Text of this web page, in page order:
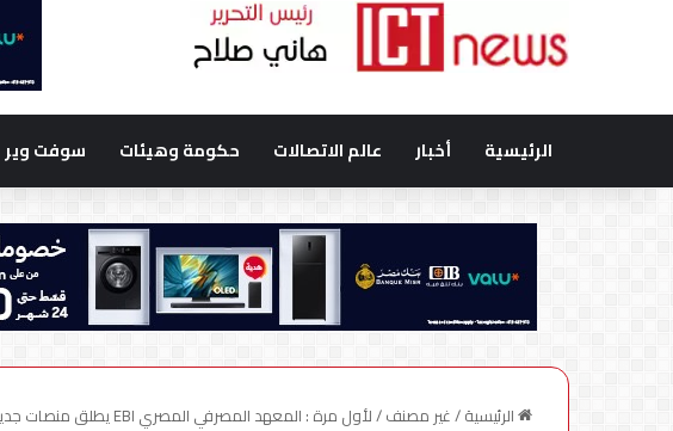
الرئيسية أخبار عالم الاتصالات حكومة وهيئات سوفت وير
الرئيسية/غير مصنف/لأول مرة : المعهد المصرفي المصري EBI يطلق منصات جديدة للتعلّم الإلكتروني